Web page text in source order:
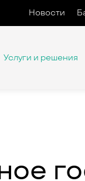
Новости
Услуги и решения